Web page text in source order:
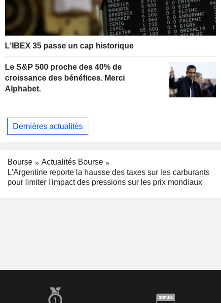
L'IBEX 35 passe un cap historique
Le S&P 500 proche des 40% de
croissance des bénéfices. Merci
Alphabet.
Dernières actualités
Bourse
Actualités Bourse
L'Argentine reporte la hausse des taxes sur les carburants
pour limiter l'impact des pressions sur les prix mondiaux